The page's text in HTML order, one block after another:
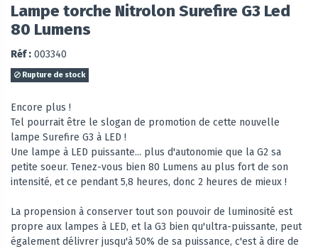
Lampe torche Nitrolon Surefire G3 Led
80 Lumens
Réf : 003340
Rupture de stock
Encore plus !
Tel pourrait être le slogan de promotion de cette nouvelle
lampe Surefire G3 à LED !
Une lampe à LED puissante... plus d'autonomie que la G2 sa
petite soeur. Tenez-vous bien 80 Lumens au plus fort de son
intensité, et ce pendant 5,8 heures, donc 2 heures de mieux !
La propension à conserver tout son pouvoir de luminosité est
propre aux lampes à LED, et la G3 bien qu'ultra-puissante, peut
également délivrer jusqu'à 50% de sa puissance, c'est à dire de